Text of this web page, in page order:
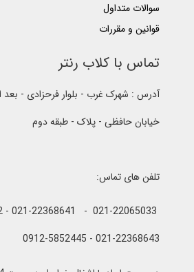
سوالات متداول
قوانین و مقررات
تماس با کلاب رنتر
آدرس : شهرک غرب - بلوار فرحزادی - بعد
خیابان حافظی - پلاک - طبقه دوم
تلفن های تماس:
021-22368643 - 0912-5852445